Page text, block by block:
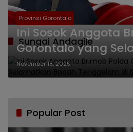
Sungai Andagile
Provinsi Gorontalo
Ini Sosok Anggota
Gorontalo yang
Bocah Tenggelam
Andagile
November 18, 2025
Popular Post